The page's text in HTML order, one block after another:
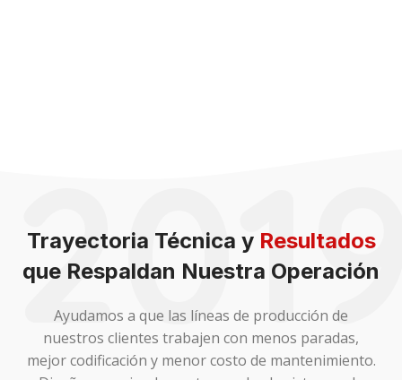
Trayectoria Técnica y Resultados
que Respaldan Nuestra Operación
Ayudamos a que las líneas de producción de
nuestros clientes trabajen con menos paradas,
mejor codificación y menor costo de mantenimiento.